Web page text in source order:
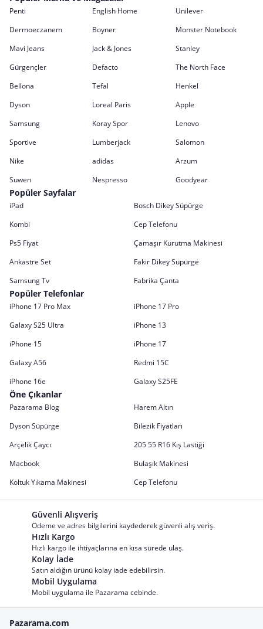
Penti English Home
Unilever
Dermoeczanem
Boyner
Monster Notebook
Mavi Jeans
Jack & Jones
Stanley
Gürgençler
Defacto
The North Face
Bellona
Tefal
Henkel
Dyson
Loreal Paris
Apple
Samsung
Koray Spor
Lenovo
Sportive
Lumberjack
Salomon
Nike
adidas
Arzum
Suwen
Nespresso Goodyear
Popüler Sayfalar
iPad
Bosch Dikey Süpürge
Kombi
Cep Telefonu
Ps5 Fiyat
Çamaşır Kurutma Makinesi
Ankastre Set
Fakir Dikey Süpürge
Samsung Tv
Fabrika Çanta
Popüler Telefonlar
iPhone 17 Pro Max
iPhone 17 Pro
Galaxy S25 Ultra
iPhone 13
iPhone 15
iPhone 17
Galaxy A56
Redmi 15C
iPhone 16e
Galaxy S25FE
Öne Çıkanlar
Pazarama Blog
Harem Altın
Dyson Süpürge
Bilezik Fiyatları
Arçelik Çaycı
205 55 R16 Kış Lastiği
Macbook
Bulaşık Makinesi
Koltuk Yıkama Makinesi
Cep Telefonu
Güvenli Alışveriş
Ödeme ve adres bilgilerini kaydederek güvenli alış veriş.
Hızlı Kargo
Hızlı kargo ile ihtiyaçlarına en kısa sürede ulaş.
Kolay İade
Satın aldığın ürünü kolay iade edebilirsin.
Mobil Uygulama
Mobil uygulama ile Pazarama cebinde.
Pazarama.com